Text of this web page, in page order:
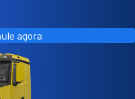
agora